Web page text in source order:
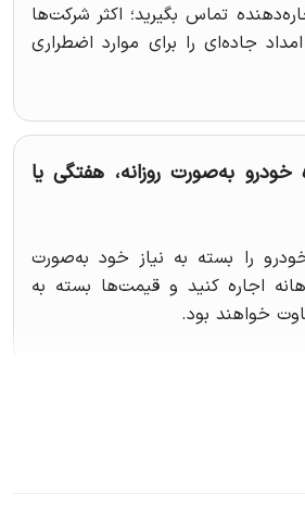
تماس بگیرید؛ اکثر شرکت‌ها
جاده‌ای را برای موارد اضطراری
خودرو به‌صورت روزانه، هفتگی یا
را بسته به نیاز خود به‌صورت
اجاره کنید و قیمت‌ها بسته به
خواهند بود.